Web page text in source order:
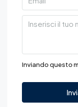
Inviando questo